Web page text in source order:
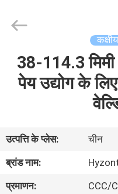
वीडियो
Technologies
Co.,Ltd..
38-114.3 मिमी
पेय उद्योग के
उत्पत्ति के प्लेस:
चीन
ब्रांड नाम:
प्रमाणन:
CCC/